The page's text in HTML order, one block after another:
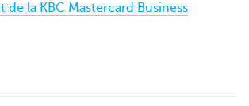
de la KBC Mastercard Business